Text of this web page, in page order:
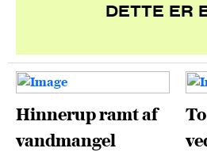
DETTE ER
Hinnerup ramt af
vandmangel